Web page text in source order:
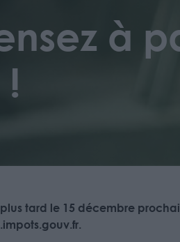
à
tard le 15 décembre